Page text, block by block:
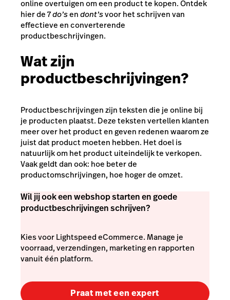
online overtuigen om een product te kopen. Ontdek
hier de 7do’sendont’svoor het schrijven van
effectieve en converterende
productbeschrijvingen.
Wat zijn
productbeschrijvingen?
Productbeschrijvingen zijn teksten die je online bij
je producten plaatst. Deze teksten vertellen klanten
meer over het product en geven redenen waarom ze
juist dat product moeten hebben. Het doel is
natuurlijk om het product uiteindelijk te verkopen.
Vaak geldt dan ook: hoe beter de
productomschrijvingen, hoe hoger de omzet.
Wil jij ook een webshop starten en goede
productbeschrijvingen schrijven?
Kies voor Lightspeed eCommerce. Manage je
voorraad, verzendingen, marketing en rapporten
vanuit één platform.
Praat met een expert